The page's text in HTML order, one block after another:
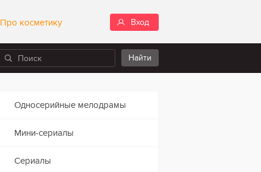
Про косметику Вход
Односерийные мелодрамы
Мини-сериалы
Сериалы